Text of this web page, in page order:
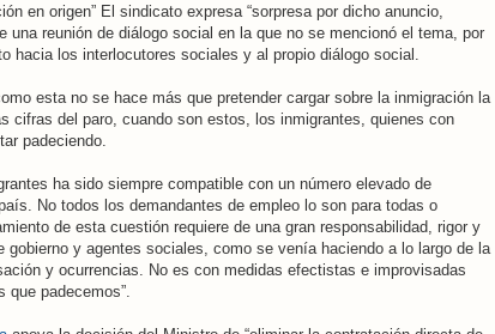
en origen” El sindicato expresa “sorpresa por dicho anuncio,
una reunión de diálogo social en la que no se mencionó el tema, por
hacia los interlocutores sociales y al propio diálogo social.
esta no se hace más que pretender cargar sobre la inmigración la
cifras del paro, cuando son estos, los inmigrantes, quienes con
padeciendo.
ha sido siempre compatible con un número elevado de
No todos los demandantes de empleo lo son para todas o
de esta cuestión requiere de una gran responsabilidad, rigor y
gobierno y agentes sociales, como se venía haciendo a lo largo de la
y ocurrencias. No es con medidas efectistas e improvisadas
padecemos”.